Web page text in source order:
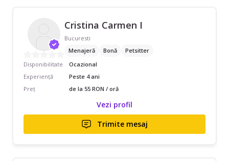
Cristina Carmen I
Bucuresti
Menajeră
Bonă
Petsitter
Disponibilitate
Ocazional
Experiență
Peste 4 ani
Preț
de la 55 RON / oră
Vezi profil
Trimite mesaj